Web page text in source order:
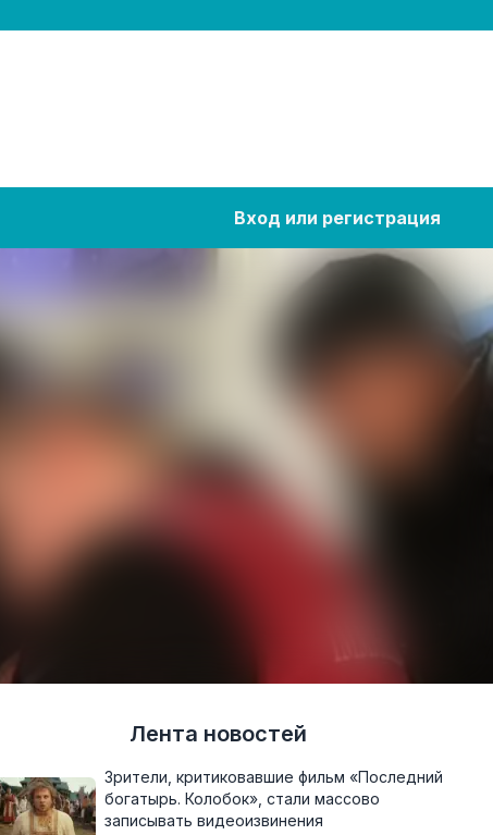
Вход или регистрация
Лента новостей
Зрители, критиковавшие фильм «Последний
богатырь. Колобок», стали массово
записывать видеоизвинения